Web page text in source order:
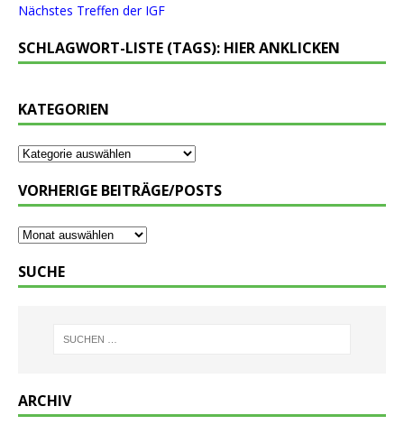
Nächstes Treffen der IGF
SCHLAGWORT-LISTE (TAGS): HIER ANKLICKEN
KATEGORIEN
VORHERIGE BEITRÄGE/POSTS
SUCHE
ARCHIV